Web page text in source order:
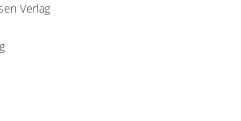
Verlag